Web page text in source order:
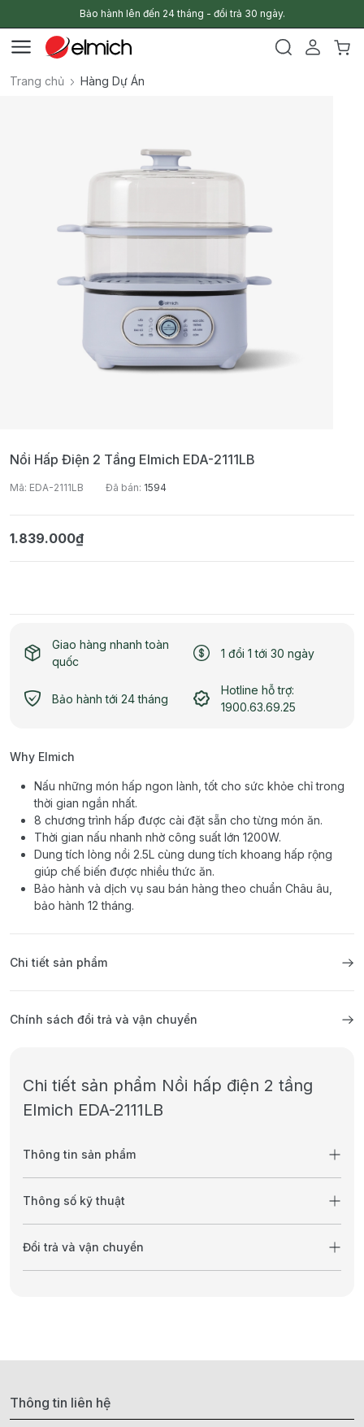
Bảo hành lên đến 24 tháng - đổi trả 30 ngày.
Trang chủ Hàng Dự Án
Nồi Hấp Điện 2 Tầng Elmich EDA-2111LB
Mã: EDA-2111LB Đã bán: 1594
1.839.000₫
Giao hàng nhanh toàn
quốc
1 đổi 1 tới 30 ngày
Bảo hành tới 24 tháng
Hotline hỗ trợ:
1900.63.69.25
Why Elmich
Nấu những món hấp ngon lành, tốt cho sức khỏe chỉ trong
thời gian ngắn nhất.
8 chương trình hấp được cài đặt sẵn cho từng món ăn.
Thời gian nấu nhanh nhờ công suất lớn 1200W.
Dung tích lòng nồi 2.5L cùng dung tích khoang hấp rộng
giúp chế biến được nhiều thức ăn.
Bảo hành và dịch vụ sau bán hàng theo chuẩn Châu âu,
bảo hành 12 tháng.
Chi tiết sản phẩm
Chính sách đổi trả và vận chuyển
Chi tiết sản phẩm Nồi hấp điện 2 tầng
Elmich EDA-2111LB
Thông tin sản phẩm
Thông số kỹ thuật
Đổi trả và vận chuyển
Thông tin liên hệ